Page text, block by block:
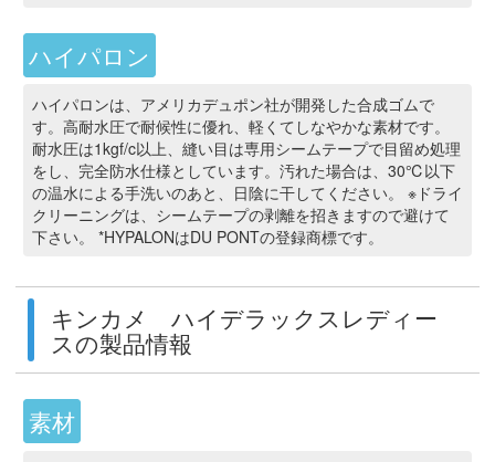
ハイパロン
ハイパロンは、アメリカデュポン社が開発した合成ゴムで
す。高耐水圧で耐候性に優れ、軽くてしなやかな素材です。
耐水圧は1kgf/c以上、縫い目は専用シームテープで目留め処理
をし、完全防水仕様としています。汚れた場合は、30℃以下
の温水による手洗いのあと、日陰に干してください。 ※ドライ
クリーニングは、シームテープの剥離を招きますので避けて
下さい。 *HYPALONはDU PONTの登録商標です。
キンカメ ハイデラックスレディー
スの製品情報
素材